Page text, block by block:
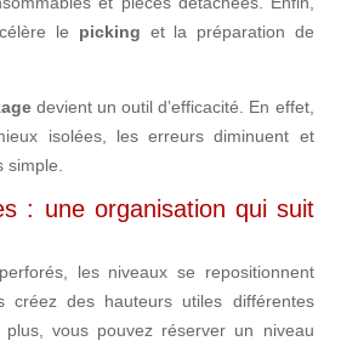
le picking et la préparation de
devient un outil d’efficacité. En effet,
isolées, les erreurs diminuent et
simple.
: une organisation qui suit
les niveaux se repositionnent
créez des hauteurs utiles différentes
vous pouvez réserver un niveau